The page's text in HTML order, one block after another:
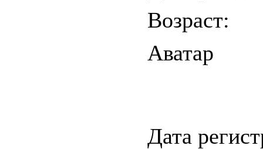
Возраст:
Аватар
Дата